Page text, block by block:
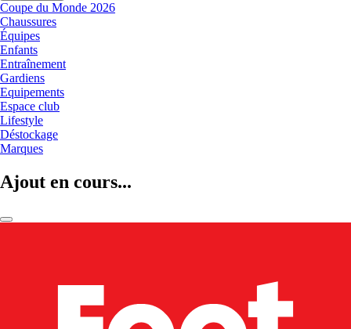
Coupe du Monde 2026
Chaussures
Équipes
Enfants
Entraînement
Gardiens
Equipements
Espace club
Lifestyle
Déstockage
Marques
Ajout en cours...